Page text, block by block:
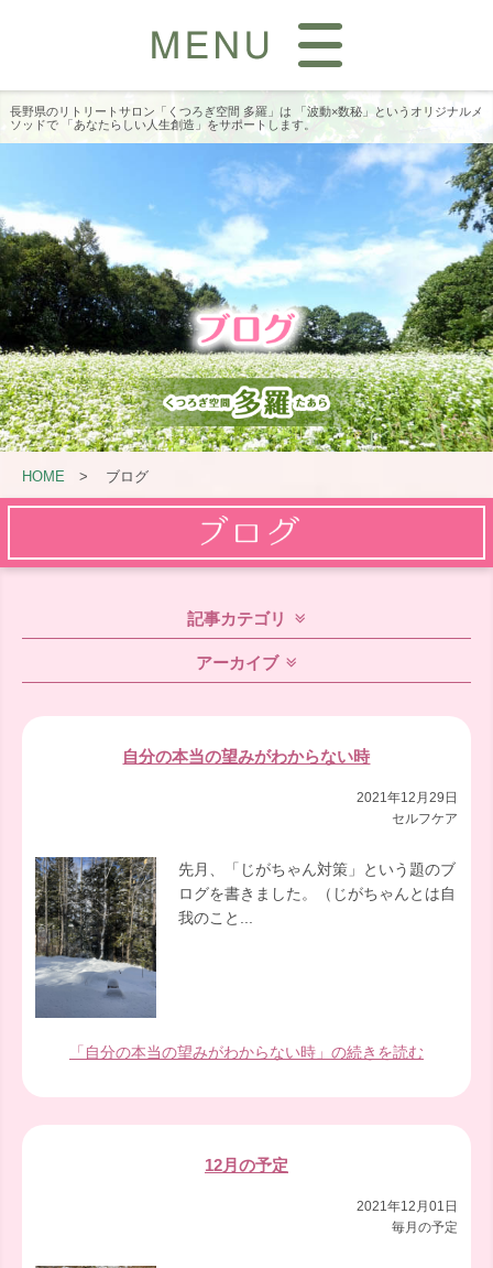
長野県のリトリートサロン「くつろぎ空間 多羅」は 「波動×数秘」というオリジナルメ
ソッドで「あなたらしい人生創造」をサポートします。
HOME > ブログ
記事カテゴリ
アーカイブ
自分の本当の望みがわからない時
2021年12月29日
セルフケア
先月、「じがちゃん対策」という題のブ
ログを書きました。（じがちゃんとは自
我のこと...
「自分の本当の望みがわからない時」の続きを読む
12月の予定
2021年12月01日
毎月の予定